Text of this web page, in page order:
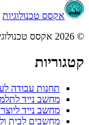
אקסס טכנולוגיות
© 2026 אקסס טכנולוגיות. כל הזכויות שמורות.
קטגוריות
תחנות עבודה
מחשב נייד
מחשב נייד
מחשבים לבית